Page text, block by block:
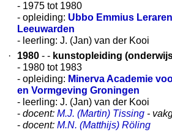
- 1975 tot 1980
- opleiding: Ubbo Emmius
Leeuwarden
- leerling: J. (Jan) van der Kooi
·
1980 - - kunstopleiding
- 1980 tot 1983
- opleiding: Minerva Academie
en Vormgeving Groningen
- leerling: J. (Jan) van der Kooi
- docent: M.J. (Martin) Tissing -
- docent: M.N. (Matthijs) Röling